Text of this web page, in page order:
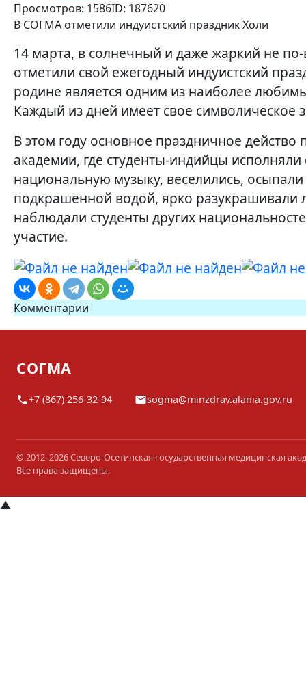
Просмотров: 1586ID: 187620
В СОГМА отметили индуистский праздник Холи
14 марта, в солнечный и даже жаркий не
отметили свой ежегодный индуистский
родине является одним из наиболее
Каждый из дней имеет свое символическое
В этом году основное праздничное
академии, где студенты-индийцы
национальную музыку, веселились,
подкрашенной водой, ярко разукрашивали
наблюдали студенты других
участие.
Комментарии
СОГМА
+7 (867) 256-32-94 sogma@minzdrav.alania.gov.ru
© 2012–2026 Северо-Осетинская государственная медицинская
Все права защищены.
▲